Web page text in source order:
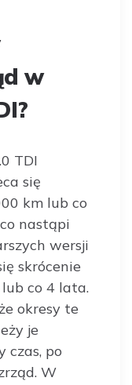
w
TDI
się
km lub co
nastąpi
wersji
skrócenie
co 4 lata.
okresy te
je
czas, po
W